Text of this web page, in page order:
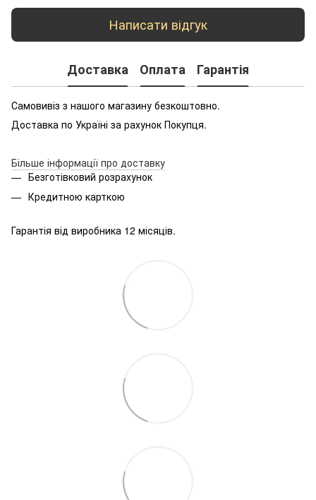
Написати відгук
Доставка Оплата Гарантія
Самовивіз з нашого магазину безкоштовно.
Доставка по Україні за рахунок Покупця.
Більше інформації про доставку
Безготівковий розрахунок
Кредитною карткою
Гарантія від виробника 12 місяців.